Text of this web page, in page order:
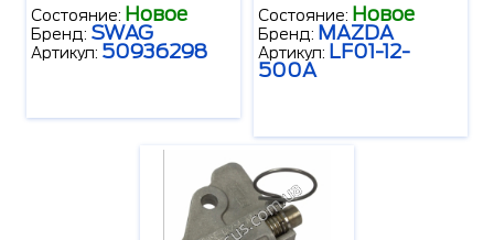
Состояние: Новое
Бренд: SWAG
Артикул: 50936298
Состояние: Новое
Бренд: MAZDA
Артикул: LF01-12-
500A